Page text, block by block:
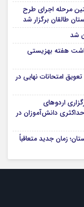
مرحله اجرای طرح
شد
هفته بهزیستی
امتحانات نهایی در
اردوهای
دانش‌آموزان در
تیر در چهار استان؛ زمان جدید متعاقباً